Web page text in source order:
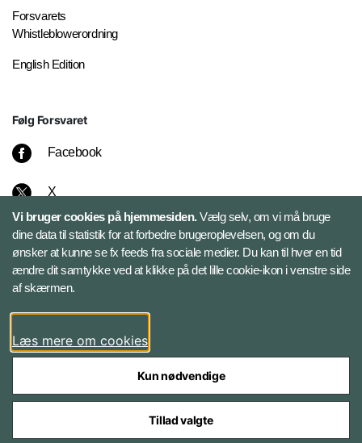
Forsvarets
Whistleblowerordning
English Edition
Følg Forsvaret
Facebook
X
Instagram
Bluesky
LinkedIn
Vi bruger cookies på hjemmesiden.Vælg selv, om vi må bruge
dine data til statistik for at forbedre brugeroplevelsen, og om du
ønsker at kunne se fx feeds fra sociale medier. Du kan til hver en tid
ændre dit samtykke ved at klikke på det lille cookie-ikon i venstre side
af skærmen.
Læs mere om cookies
Kun nødvendige
Tillad valgte